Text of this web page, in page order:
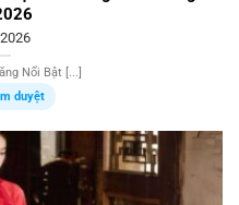
Nổi Bật [...]
duyệt